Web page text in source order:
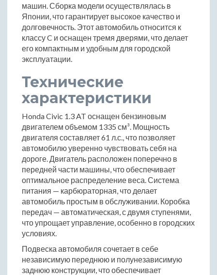
машин. Сборка модели осуществлялась в
Японии, что гарантирует высокое качество и
долговечность. Этот автомобиль относится к
классу C и оснащен тремя дверями, что делает
его компактным и удобным для городской
эксплуатации.
Технические
характеристики
Honda Civic 1.3 AT оснащен бензиновым
двигателем объемом 1335 см³. Мощность
двигателя составляет 61 л.с., что позволяет
автомобилю уверенно чувствовать себя на
дороге. Двигатель расположен поперечно в
передней части машины, что обеспечивает
оптимальное распределение веса. Система
питания — карбюраторная, что делает
автомобиль простым в обслуживании. Коробка
передач — автоматическая, с двумя ступенями,
что упрощает управление, особенно в городских
условиях.
Подвеска автомобиля сочетает в себе
независимую переднюю и полунезависимую
заднюю конструкции, что обеспечивает